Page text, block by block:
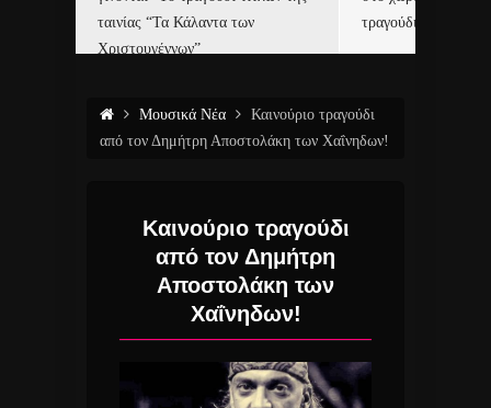
ταινίας “Τα Κάλαντα των
Χριστουγέννων”
τραγούδι και video
Μουσικά Νέα
Καινούριο τραγούδι
από τον Δημήτρη Αποστολάκη των Χαΐνηδων!
Καινούριο τραγούδι
από τον Δημήτρη
Αποστολάκη των
Χαΐνηδων!